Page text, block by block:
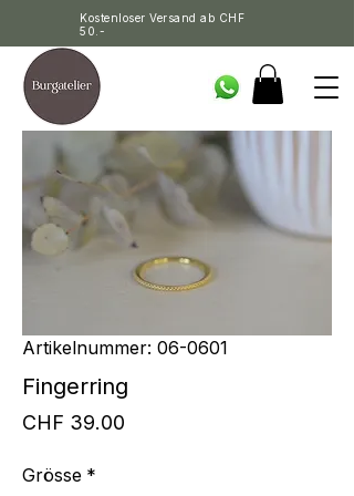
Kostenloser Versand ab CHF
50.-
Artikelnummer: 06-0601
Fingerring
CHF 39.00
Grösse *